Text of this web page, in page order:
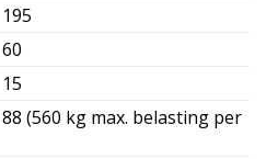
195
60
15
88 (560 kg max. belasting per